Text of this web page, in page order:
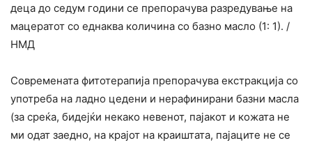
деца до седум години се препорачува разредување на
мацератот со еднаква количина со базно масло (1: 1). /
НМД
Современата фитотерапија препорачува екстракција со
употреба на ладно цедени и нерафинирани базни масла
(за среќа, бидејќи некако невенот, пајакот и кожата не
ми одат заедно, на крајот на краиштата, пајаците не се